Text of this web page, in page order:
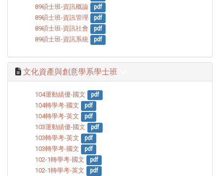
89碩士班-資訊概論 pdf
89碩士班-資訊管理 pdf
89碩士班-資訊社會 pdf
89碩士班-資訊系統 pdf
文化資產與創意學系學士班
104運動績優-國文 pdf
104轉學考-國文 pdf
104轉學考-英文 pdf
103運動績優-國文 pdf
103轉學考-英文 pdf
103轉學考-國文 pdf
102-1轉學考-國文 pdf
102-1轉學考-英文 pdf